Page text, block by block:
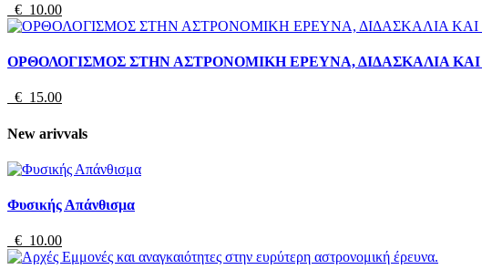
€ 10.00
ΟΡΘΟΛΟΓΙΣΜΟΣ ΣΤΗΝ ΑΣΤΡΟΝΟΜΙΚΗ ΕΡΕΥΝΑ, ΔΙΔΑΣΚΑΛΙΑ
€ 15.00
New arivvals
Φυσικής Απάνθισμα
€ 10.00